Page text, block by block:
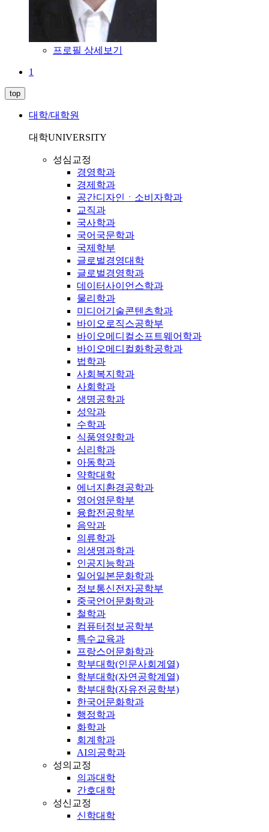
프로필 상세보기
1
top
대학/대학원
대학UNIVERSITY
성심교정
경영학과
경제학과
공간디자인ㆍ소비자학과
교직과
국사학과
국어국문학과
국제학부
글로벌경영대학
글로벌경영학과
데이터사이언스학과
물리학과
미디어기술콘텐츠학과
바이오로직스공학부
바이오메디컬소프트웨어학과
바이오메디컬화학공학과
법학과
사회복지학과
사회학과
생명공학과
성악과
수학과
식품영양학과
심리학과
아동학과
약학대학
에너지환경공학과
영어영문학부
융합전공학부
음악과
의류학과
의생명과학과
인공지능학과
일어일본문화학과
정보통신전자공학부
중국언어문화학과
철학과
컴퓨터정보공학부
특수교육과
프랑스어문화학과
학부대학(인문사회계열)
학부대학(자연공학계열)
학부대학(자유전공학부)
한국어문화학과
행정학과
화학과
회계학과
AI의공학과
성의교정
의과대학
간호대학
성신교정
신학대학